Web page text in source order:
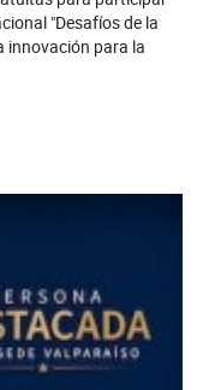
"Desafíos de la
innovación para la